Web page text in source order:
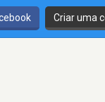
Criar uma